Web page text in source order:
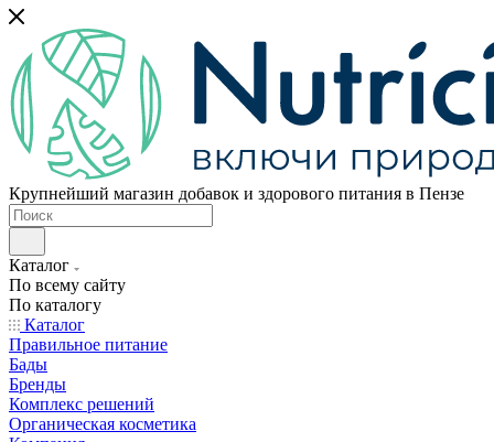
Крупнейший магазин добавок и здорового питания в Пензе
Каталог
По всему сайту
По каталогу
Каталог
Правильное питание
Бады
Бренды
Комплекс решений
Органическая косметика